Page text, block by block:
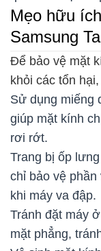
Mẹo hữu
Samsung
Để bảo vệ mặt
khỏi các tổn
Sử dụng miếng
giúp mặt kính
rơi rớt.
Trang bị ốp
chỉ bảo vệ
khi máy va đập.
Tránh đặt máy
mặt phẳng,